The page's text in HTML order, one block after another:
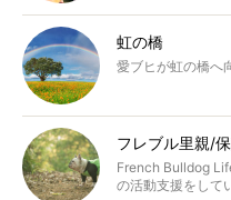
虹の橋
愛ブヒが虹の橋へ
フレブル里親/
French Bulldog
の活動支援をして